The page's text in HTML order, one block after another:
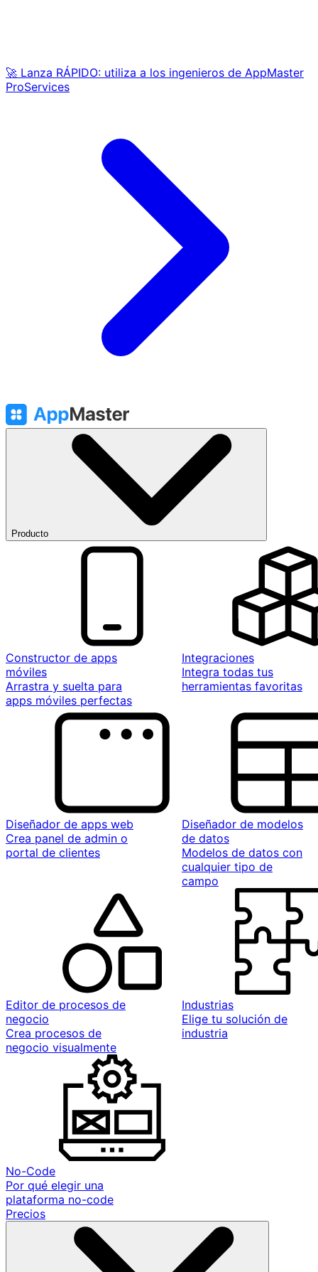
🚀 Lanza RÁPIDO: utiliza a los ingenieros de AppMaster
ProServices
Producto
Constructor de apps
móviles
Arrastra y suelta para
apps móviles perfectas
Integraciones
Integra todas tus
herramientas favoritas
Diseñador de apps web
Crea panel de admin o
portal de clientes
Diseñador de modelos
de datos
Modelos de datos con
cualquier tipo de
campo
Editor de procesos de
negocio
Crea procesos de
negocio visualmente
Industrias
Elige tu solución de
industria
No-Code
Por qué elegir una
plataforma no-code
Precios